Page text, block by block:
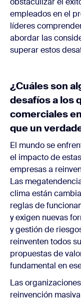
empleados en el
líderes
abordar las
superar estos
¿Cuáles son
desafíos a los
comerciales
que un
El mundo se
el impacto de
empresas a
Las
clima están
reglas de
y exigen nuevas
y gestión de
reinventen todos
propuestas de
fundamental en
Las
reinvención